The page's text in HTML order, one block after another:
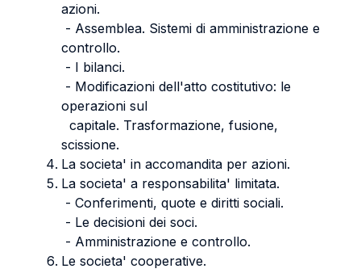
azioni.
- Assemblea. Sistemi di amministrazione e
controllo.
- I bilanci.
- Modificazioni dell'atto costitutivo: le
operazioni sul
capitale. Trasformazione, fusione,
scissione.
La societa' in accomandita per azioni.
La societa' a responsabilita' limitata.
- Conferimenti, quote e diritti sociali.
- Le decisioni dei soci.
- Amministrazione e controllo.
Le societa' cooperative.